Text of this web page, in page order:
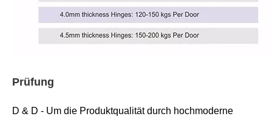
Prüfung
D & D - Um die Produktqualität durch hochmoderne